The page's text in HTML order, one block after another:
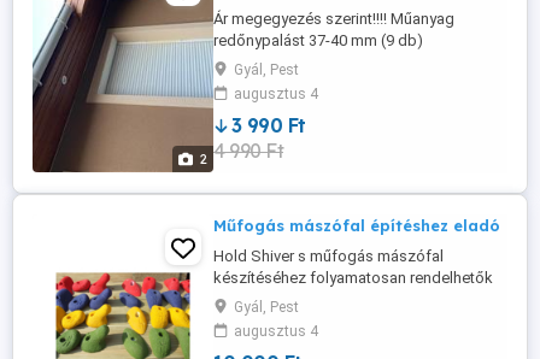
2
Ár megegyezés szerint!!!! Műanyag
redőnypalást 37-40 mm (9 db)
redőnylécként is eladó A nyílászárók
méretei: >>> 1 db 120*240 cm Palást:
111,5cm*288cm >>> 1 db 80*240 cm
Palást: 72cm*288cm >>> 2 db 120*210 cm
Palást: 110,5cm*256cm >>> 5 db 120*150
Gyál, Pest
augusztus 4
3 990 Ft
4 990 Ft
Műfogás mászófal építéshez eladó
Hold Shiver s műfogás mászófal
készítéséhez folyamatosan rendelhetők
közvetlenül a gyártótól! 1 kg jellemzően
az átlagos méretekből 5-7 db Kilós ár:
10.000 Ft kg Szállítási díj külön alku
Gyál, Pest
augusztus 4